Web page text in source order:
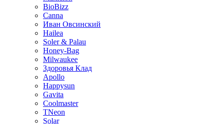
BioBizz
Canna
Иван Овсинский
Hailea
Soler & Palau
Honey-Bag
Milwaukee
Здоровья Клад
Apollo
Happysun
Gavita
Coolmaster
TNeon
Solar